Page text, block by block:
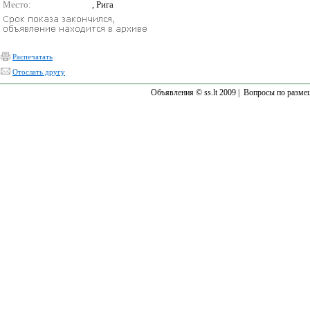
Место: , Рига
Распечатать
Отослать другу
Объявления © ss.lt 2009 | Вопросы по